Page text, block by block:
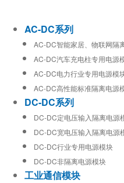
AC-DC系列
AC-DC智能家居、物联网隔
AC-DC汽车充电柱专用电源
AC-DC电力行业专用电源模
AC-DC高性能标准隔离电源
DC-DC系列
DC-DC定电压输入隔离电源
DC-DC宽电压输入隔离电源
DC-DC行业专用电源模块
DC-DC非隔离电源模块
工业通信模块